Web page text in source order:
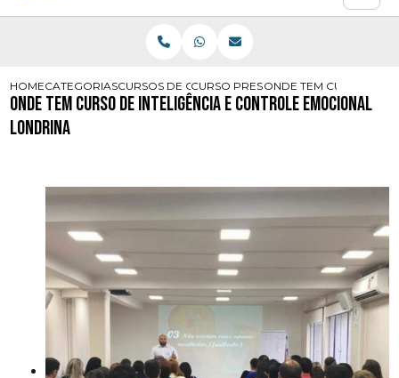
HOMECATEGORIASCURSOS DE CONTROLE EMOCIONAL
CURSO PRESENCIAL DE CONTROLE
ONDE TEM CURSO DE
Onde Tem Curso de Inteligência e Controle Emocional
Londrina